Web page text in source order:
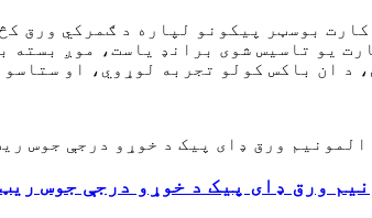
بوسټر پیکونو لپاره د ګمرکي ورق
ورق ډای پیک د خوړو درجې جوس